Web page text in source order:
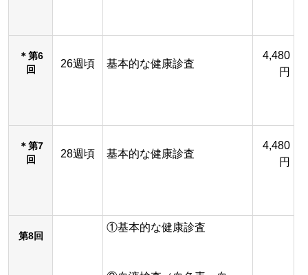
＊第6
回
26週頃 基本的な健康診査
4,480
円
＊第7
回
28週頃 基本的な健康診査
4,480
円
第8回
①基本的な健康診査